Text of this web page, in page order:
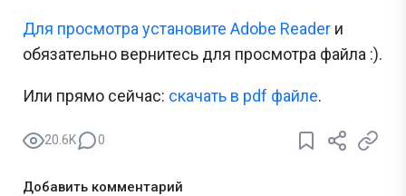
Для просмотра установите Adobe Reader и
обязательно вернитесь для просмотра файла :).
Или прямо сейчас: cкачать в pdf файле.
20.6K 0
Добавить комментарий